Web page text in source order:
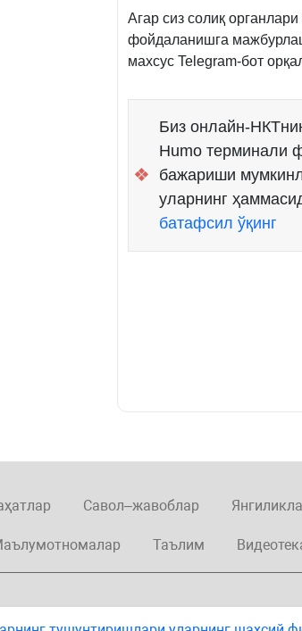
Агар сиз солиқ
фойдаланишга
махсус Telegram-бот
❖
Биз онлайн-
Humo терминали
бажариши
уларнинг
батафсил ўқинг
Савол–жавоблар
Таълим